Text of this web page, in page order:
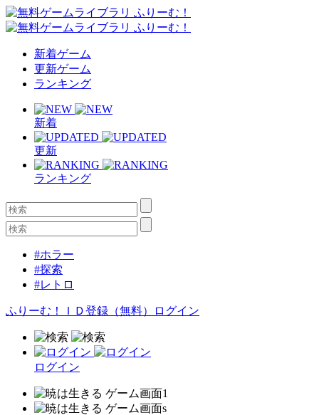
新着ゲーム
更新ゲーム
ランキング
新着
更新
ランキング
#ホラー
#探索
#レトロ
ふりーむ！ＩＤ登録（無料） ログイン
ログイン